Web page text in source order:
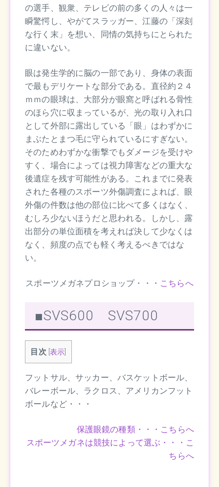
の選手、観衆、テレビの前の多くの人々は一
瞬驚愕し、やがてスラッガー、江藤の「深刻
な行く末」を想い、同情の気持ちにとられた
に違いない。
眼は発生学的に脳の一部であり、身体の表面
で最もデリケートな部分である。直径約２４
ｍｍの眼球は、大部分が眼窩と呼ばれる骨性
のほら穴に収まっているが、光の取り入れ口
として外部に露出している「眼」はわずかに
まぶたとまつ毛に守られているにすぎない。
そのためわずかな衝撃でもダメージを受けや
すく、場合によっては視力障害などの重大な
後遺症を残す可能性がある。これまでに発表
された各種のスポーツ外傷調査によれば、眼
外傷の件数は他の部位に比べて多くはなく、
むしろ少ないほうだと思われる。しかし、露
出部分の単位面積を考えれば決して少なくは
なく、頻度の点でも軽く考えるべきではな
い。
スポーツメガネプロショップ・・・ こちらへ
■SVS600 SVS700
目次 [表示
フットサル、サッカー、バスケットボール、
バレーボール、ラクロス、アメリカンフット
ボールなど・・・
保護眼鏡の種類・・・こちらへ
スポーツメガネは競技によって選ぶ・・・こ
ちらへ